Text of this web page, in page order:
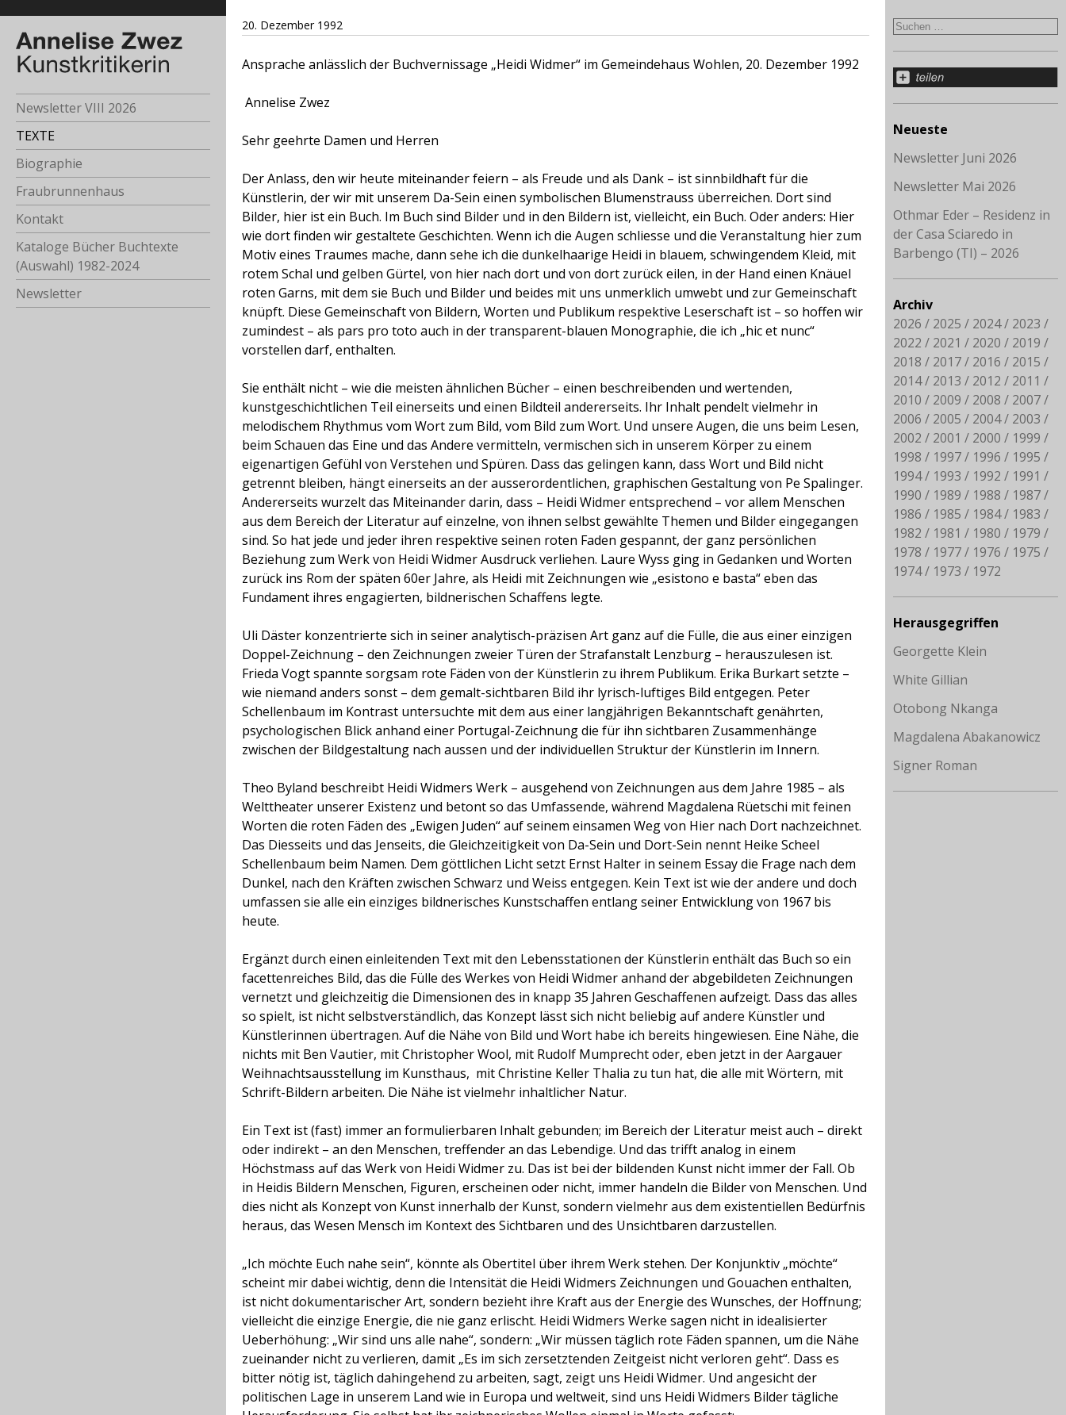
Newsletter VIII 2026
TEXTE
Biographie
Fraubrunnenhaus
Kontakt
Kataloge Bücher Buchtexte
(Auswahl) 1982-2024
Newsletter
20. Dezember 1992
Ansprache anlässlich der Buchvernissage „Heidi Widmer“ im Gemeindehaus Wohlen, 20. Dezember 1992
Annelise Zwez
Sehr geehrte Damen und Herren
Der Anlass, den wir heute miteinander feiern – als Freude und als Dank – ist sinnbildhaft für die
Künstlerin, der wir mit unserem Da-Sein einen symbolischen Blumenstrauss überreichen. Dort sind
Bilder, hier ist ein Buch. Im Buch sind Bilder und in den Bildern ist, vielleicht, ein Buch. Oder anders: Hier
wie dort finden wir gestaltete Geschichten. Wenn ich die Augen schliesse und die Veranstaltung hier zum
Motiv eines Traumes mache, dann sehe ich die dunkelhaarige Heidi in blauem, schwingendem Kleid, mit
rotem Schal und gelben Gürtel, von hier nach dort und von dort zurück eilen, in der Hand einen Knäuel
roten Garns, mit dem sie Buch und Bilder und beides mit uns unmerklich umwebt und zur Gemeinschaft
knüpft. Diese Gemeinschaft von Bildern, Worten und Publikum respektive Leserschaft ist – so hoffen wir
zumindest – als pars pro toto auch in der transparent-blauen Monographie, die ich „hic et nunc“
vorstellen darf, enthalten.
Sie enthält nicht – wie die meisten ähnlichen Bücher – einen beschreibenden und wertenden,
kunstgeschichtlichen Teil einerseits und einen Bildteil andererseits. Ihr Inhalt pendelt vielmehr in
melodischem Rhythmus vom Wort zum Bild, vom Bild zum Wort. Und unsere Augen, die uns beim Lesen,
beim Schauen das Eine und das Andere vermitteln, vermischen sich in unserem Körper zu einem
eigenartigen Gefühl von Verstehen und Spüren. Dass das gelingen kann, dass Wort und Bild nicht
getrennt bleiben, hängt einerseits an der ausserordentlichen, graphischen Gestaltung von Pe Spalinger.
Andererseits wurzelt das Miteinander darin, dass – Heidi Widmer entsprechend – vor allem Menschen
aus dem Bereich der Literatur auf einzelne, von ihnen selbst gewählte Themen und Bildereingegangen
sind. So hat jede und jeder ihren respektive seinen roten Faden gespannt, der ganz persönlichen
Beziehung zum Werk von Heidi Widmer Ausdruck verliehen. Laure Wyss ging in Gedanken und Worten
zurück ins Rom der späten 60er Jahre, als Heidi mit Zeichnungen wie „esistono e basta“ eben das
Fundament ihres engagierten, bildnerischen Schaffens legte.
Uli Däster konzentrierte sich in seiner analytisch-präzisen Art ganz auf die Fülle, die aus einer einzigen
Doppel-Zeichnung – den Zeichnungen zweier Türen der Strafanstalt Lenzburg – herauszulesen ist.
Frieda Vogt spannte sorgsam rote Fäden von der Künstlerin zu ihrem Publikum. Erika Burkart setzte –
wie niemand anders sonst – dem gemalt-sichtbaren Bild ihr lyrisch-luftiges Bild entgegen. Peter
Schellenbaum im Kontrast untersuchte mit dem aus einer langjährigen Bekanntschaft genährten,
psychologischen Blick anhand einer Portugal-Zeichnung die für ihn sichtbaren Zusammenhänge
zwischen der Bildgestaltung nach aussen und der individuellen Struktur der Künstlerin im Innern.
Theo Byland beschreibt Heidi Widmers Werk – ausgehend von Zeichnungen aus dem Jahre 1985 – als
Welttheater unserer Existenz und betont so das Umfassende, während Magdalena Rüetschi mit feinen
Worten die roten Fäden des „Ewigen Juden“ auf seinem einsamen Weg von Hier nach Dort nachzeichnet.
Das Diesseits und das Jenseits, die Gleichzeitigkeit von Da-Sein und Dort-Sein nennt Heike Scheel
Schellenbaum beim Namen. Dem göttlichen Licht setzt Ernst Halter in seinem Essay die Frage nach dem
Dunkel, nach den Kräften zwischen Schwarz und Weiss entgegen. Kein Text ist wie der andere und doch
umfassen sie alle ein einziges bildnerisches Kunstschaffen entlang seiner Entwicklung von 1967 bis
heute.
Ergänzt durch einen einleitenden Text mit den Lebensstationen der Künstlerin enthält das Buch so ein
facettenreiches Bild, das die Fülle des Werkes von Heidi Widmer anhand der abgebildeten Zeichnungen
vernetzt und gleichzeitig die Dimensionen des in knapp 35 Jahren Geschaffenen aufzeigt. Dass das alles
so spielt, ist nicht selbstverständlich, das Konzept lässt sich nicht beliebig auf andere Künstler und
Künstlerinnen übertragen. Auf die Nähe von Bild und Wort habe ich bereits hingewiesen. Eine Nähe, die
nichts mit Ben Vautier, mit Christopher Wool, mit Rudolf Mumprecht oder, eben jetzt in der Aargauer
Weihnachtsausstellung im Kunsthaus, mit Christine Keller Thalia zu tun hat, die alle mit Wörtern, mit
Schrift-Bildern arbeiten. Die Nähe ist vielmehr inhaltlicher Natur.
Ein Text ist (fast) immer an formulierbaren Inhalt gebunden; im Bereich der Literatur meist auch – direkt
oder indirekt – an den Menschen, treffender an das Lebendige. Und das trifft analog in einem
Höchstmass auf das Werk von Heidi Widmer zu. Das ist bei der bildenden Kunst nicht immer der Fall. Ob
in Heidis Bildern Menschen, Figuren, erscheinen oder nicht, immer handeln die Bilder von Menschen. Und
dies nicht als Konzept von Kunst innerhalb der Kunst, sondern vielmehr aus dem existentiellen Bedürfnis
heraus, das Wesen Mensch im Kontext des Sichtbaren und des Unsichtbaren darzustellen.
„Ich möchte Euch nahe sein“, könnte als Obertitel über ihrem Werk stehen. Der Konjunktiv „möchte“
scheint mir dabei wichtig, denn die Intensität die Heidi Widmers Zeichnungen und Gouachen enthalten,
ist nicht dokumentarischer Art, sondern bezieht ihre Kraft aus der Energie des Wunsches, der Hoffnung;
vielleicht die einzige Energie, die nie ganz erlischt. Heidi Widmers Werke sagen nicht in idealisierter
Ueberhöhung: „Wir sind uns alle nahe“, sondern: „Wir müssen täglich rote Fäden spannen, um die Nähe
zueinander nicht zu verlieren, damit „Es im sich zersetztenden Zeitgeist nicht verloren geht“. Dass es
bitter nötig ist, täglich dahingehend zu arbeiten, sagt, zeigt uns Heidi Widmer. Und angesicht der
politischen Lage in unserem Land wie in Europa und weltweit, sind uns Heidi Widmers Bilder tägliche
Neueste
Newsletter Juni 2026
Newsletter Mai 2026
Othmar Eder – Residenz in
der Casa Sciaredo in
Barbengo (TI) – 2026
Archiv
2026
2025 2024
2023
2022
2021 2020
2019
2018
2017 2016
2015
2014
2013 2012
2011
2010
2009 2008
2007
2006
2005 2004
2003
2002
2001 2000
1999
1998
1997 1996
1995
1994
1993 1992
1991
1990
1989 1988
1987
1986
1985 1984
1983
1982
1981 1980
1979
1978
1977 1976
1975
1974
1973 1972
Herausgegriffen
Georgette Klein
White Gillian
Otobong Nkanga
Magdalena Abakanowicz
Signer Roman